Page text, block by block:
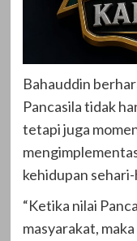
Bahauddin
Pancasila tidak
tetapi juga
kehidupan
“Ketika nilai
masyarakat,